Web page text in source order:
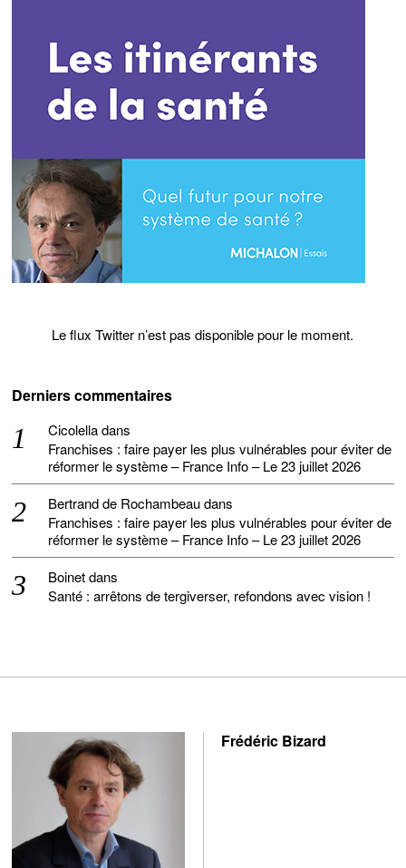
Le flux Twitter n’est pas disponible pour le moment.
Derniers commentaires
Cicolelladans
Franchises : faire payer les plus vulnérables pour éviter de
réformer le système – France Info – Le 23 juillet 2026
Bertrand de Rochambeaudans
Franchises : faire payer les plus vulnérables pour éviter de
réformer le système – France Info – Le 23 juillet 2026
Boinetdans
Santé : arrêtons de tergiverser, refondons avec vision !
Frédéric Bizard